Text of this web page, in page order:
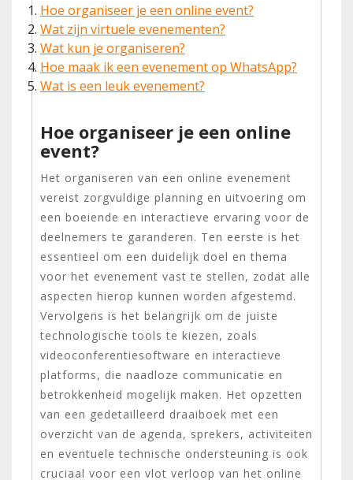
Hoe organiseer je een online event?
Wat zijn virtuele evenementen?
Wat kun je organiseren?
Hoe maak ik een evenement op WhatsApp?
Wat is een leuk evenement?
Hoe organiseer je een online
event?
Het organiseren van een online evenement
vereist zorgvuldige planning en uitvoering om
een boeiende en interactieve ervaring voor de
deelnemers te garanderen. Ten eerste is het
essentieel om een duidelijk doel en thema
voor het evenement vast te stellen, zodat alle
aspecten hierop kunnen worden afgestemd.
Vervolgens is het belangrijk om de juiste
technologische tools te kiezen, zoals
videoconferentiesoftware en interactieve
platforms, die naadloze communicatie en
betrokkenheid mogelijk maken. Het opzetten
van een gedetailleerd draaiboek met een
overzicht van de agenda, sprekers, activiteiten
en eventuele technische ondersteuning is ook
cruciaal voor een vlot verloop van het online